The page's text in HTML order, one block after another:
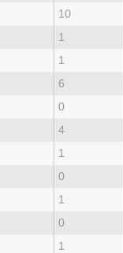
10
1
1
6
0
4
1
0
1
0
1